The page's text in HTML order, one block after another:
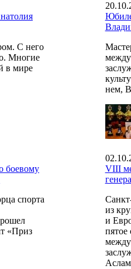
С него
Многие
в мире
нем,
боевому
спорта
«Приз
VIII
из
и
пятое